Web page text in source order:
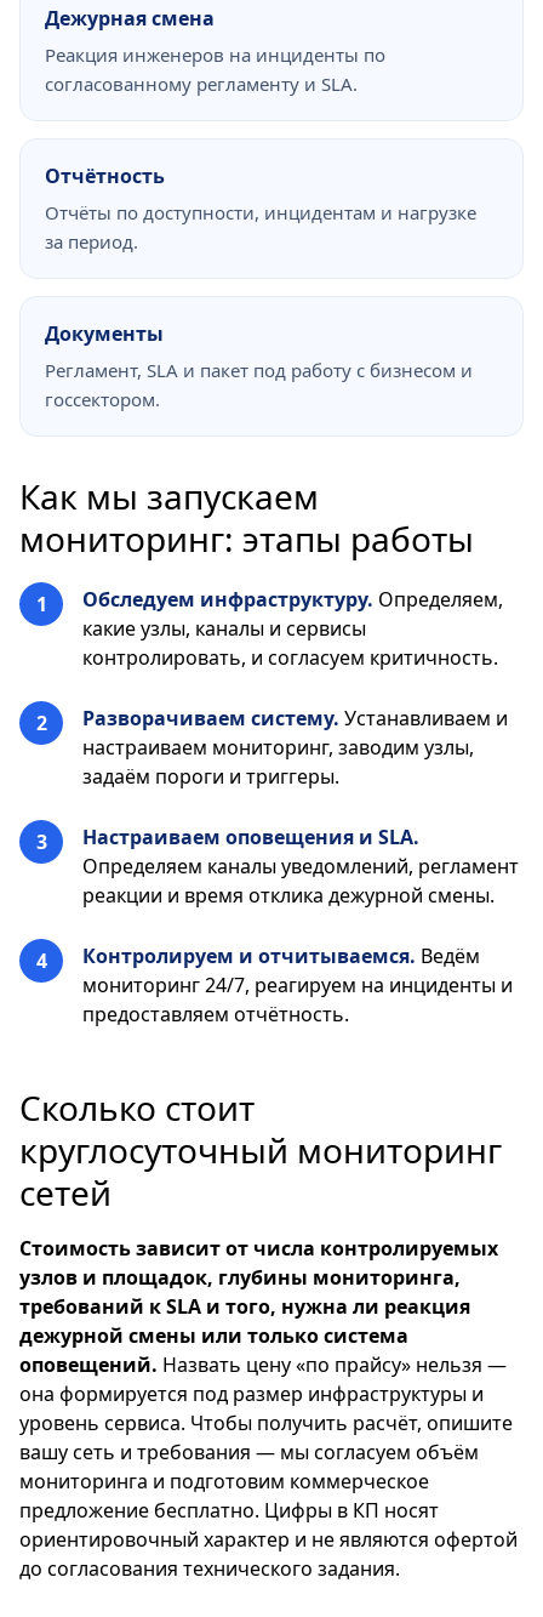
Дежурная смена
Реакция инженеров на инциденты по
согласованному регламенту и SLA.
Отчётность
Отчёты по доступности, инцидентам и нагрузке
за период.
Документы
Регламент, SLA и пакет под работу с бизнесом и
госсектором.
Как мы запускаем
мониторинг: этапы работы
Обследуем инфраструктуру. Определяем,
какие узлы, каналы и сервисы
контролировать, и согласуем критичность.
Разворачиваем систему. Устанавливаем и
настраиваем мониторинг, заводим узлы,
задаём пороги и триггеры.
Настраиваем оповещения и SLA.
Определяем каналы уведомлений, регламент
реакции и время отклика дежурной смены.
Контролируем и отчитываемся. Ведём
мониторинг 24/7, реагируем на инциденты и
предоставляем отчётность.
Сколько стоит
круглосуточный мониторинг
сетей
Стоимость зависит от числа контролируемых
узлов и площадок, глубины мониторинга,
требований к SLA и того, нужна ли реакция
дежурной смены или только система
оповещений. Назвать цену «по прайсу» нельзя —
она формируется под размер инфраструктуры и
уровень сервиса. Чтобы получить расчёт, опишите
вашу сеть и требования — мы согласуем объём
мониторинга и подготовим коммерческое
предложение бесплатно. Цифры в КП носят
ориентировочный характер и не являются офертой
до согласования технического задания.